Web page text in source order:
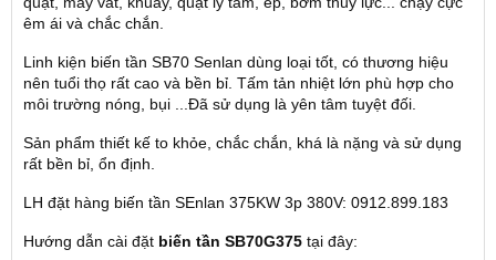
êm ái và chắc chắn.
Linh kiện biến tần SB70 Senlan dùng loại tốt, có thương hiệu
nên tuổi thọ rất cao và bền bỉ. Tấm tản nhiệt lớn phù hợp cho
môi trường nóng, bụi ...Đã sử dụng là yên tâm tuyệt đối.
Sản phẩm thiết kế to khỏe, chắc chắn, khá là nặng và sử dụng
rất bền bỉ, ổn định.
LH đặt hàng biến tần SEnlan 375KW 3p 380V: 0912.899.183
Hướng dẫn cài đặt biến tần SB70G375 tại đây: